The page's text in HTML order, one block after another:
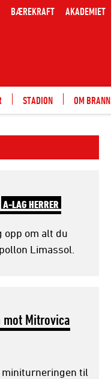
BÆREKRAFT AKADEMIET
STADION OM BRANN
A-LAG HERRER
opp om alt du
Limassol.
Mitrovica
miniturneringen til